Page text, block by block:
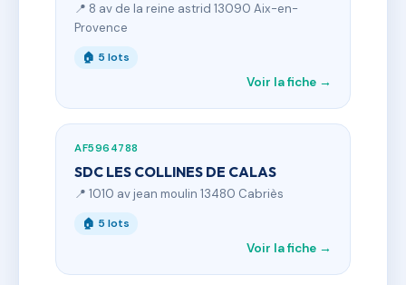
📍 8 av de la reine astrid 13090 Aix-en-
Provence
🏠 5 lots
Voir la fiche →
AF5964788
SDC LES COLLINES DE CALAS
📍 1010 av jean moulin 13480 Cabriès
🏠 5 lots
Voir la fiche →